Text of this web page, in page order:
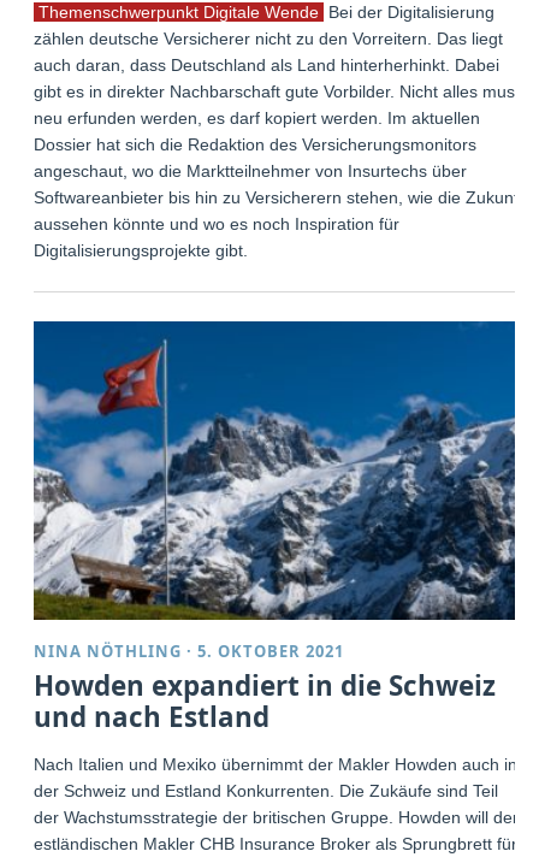
Themenschwerpunkt Digitale Wende Bei der Digitalisierung
zählen deutsche Versicherer nicht zu den Vorreitern. Das liegt
auch daran, dass Deutschland als Land hinterherhinkt. Dabei
gibt es in direkter Nachbar­schaft gute Vorbilder. Nicht alles muss
neu erfunden werden, es darf kopiert werden. Im aktuellen
Dossier hat sich die Redaktion des Versicherungsmonitors
angeschaut, wo die Marktteilnehmer von Insurtechs über
Softwareanbieter bis hin zu Versicherern stehen, wie die Zukunft
aussehen könnte und wo es noch Inspiration für
Digitalisierungsprojekte gibt.
NINA NÖTHLING ·5. OKTOBER 2021
Howden expandiert in die Schweiz
und nach Estland
Nach Italien und Mexiko übernimmt der Makler Howden auch in
der Schweiz und Estland Konkurrenten. Die Zukäufe sind Teil
der Wachstumsstrategie der britischen Gruppe. Howden will den
estländischen Makler CHB Insurance Broker als Sprungbrett für